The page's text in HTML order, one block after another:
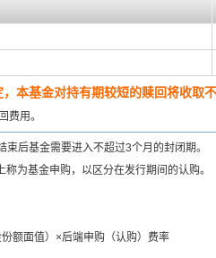
本基金对持有期较短的赎回将收取
费用。
后基金需要进入不超过3个月的封闭期。
为基金申购，以区分在发行期间的认购。
额面值）×后端申购（认购）费率